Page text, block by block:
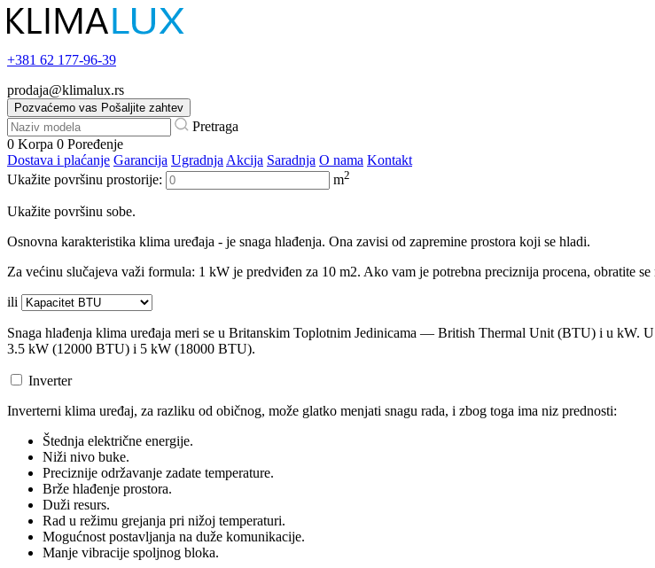
+381 62 177-96-39
prodaja@klimalux.rs
Pozvaćemo vas Pošaljite zahtev
Pretraga
0 Korpa 0 Poređenje
Dostava i plaćanje Garancija Ugradnja Akcija Saradnja O nama Kontakt
Ukažite površinu prostorije:
m2
Ukažite površinu sobe.
Osnovna karakteristika klima uređaja - je snaga hlađenja. Ona zavisi od zapremine prostora koji se hladi.
Za većinu slučajeva važi formula: 1 kW je predviđen za 10 m2. Ako vam je potrebna preciznija procena, obratite se
ili
Snaga hlađenja klima uređaja meri se u Britanskim Toplotnim Jedinicama — British Thermal Unit (BTU) i u kW.
3.5 kW (12000 BTU) i 5 kW (18000 BTU).
Inverter
Inverterni klima uređaj, za razliku od običnog, može glatko menjati snagu rada, i zbog toga ima niz prednosti:
Štednja električne energije.
Niži nivo buke.
Preciznije održavanje zadate temperature.
Brže hlađenje prostora.
Duži resurs.
Rad u režimu grejanja pri nižoj temperaturi.
Mogućnost postavljanja na duže komunikacije.
Manje vibracije spoljnog bloka.